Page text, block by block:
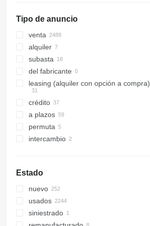
321
322
323
324
325
326
330
336
340
345
374
390
395
8030
8035
8055
CT
JS
JZ
S-Series
TM
VMT
Vibromax
SY 365
SY 365H
SY 375H
SY 485H
SY 550
Tipo de anuncio
venta
alquiler
subasta
del fabricante
leasing (alquiler con opción a compra)
crédito
a plazos
permuta
intercambio
Estado
nuevo
usados
siniestrado